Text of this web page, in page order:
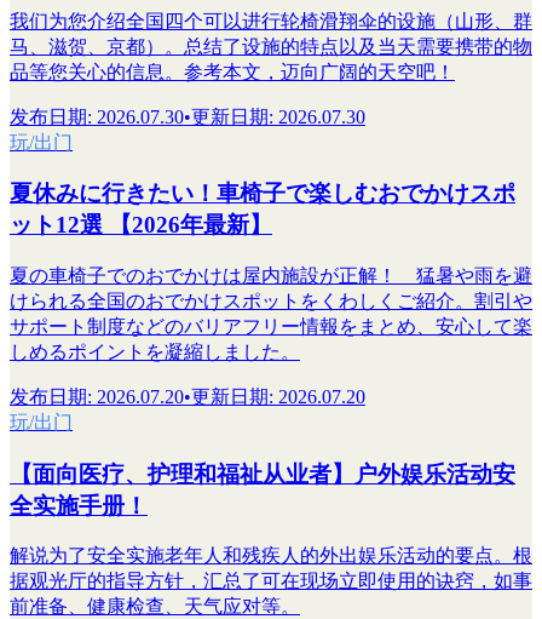
我们为您介绍全国四个可以进行轮椅滑翔伞的设施（山形、群
马、滋贺、京都）。总结了设施的特点以及当天需要携带的物
品等您关心的信息。参考本文，迈向广阔的天空吧！
发布日期: 2026.07.30•更新日期: 2026.07.30
玩/出门
夏休みに行きたい！車椅子で楽しむおでかけスポ
ット12選 【2026年最新】
夏の車椅子でのおでかけは屋内施設が正解！ 猛暑や雨を避
けられる全国のおでかけスポットをくわしくご紹介。割引や
サポート制度などのバリアフリー情報をまとめ、安心して楽
しめるポイントを凝縮しました。
发布日期: 2026.07.20•更新日期: 2026.07.20
玩/出门
【面向医疗、护理和福祉从业者】户外娱乐活动安
全实施手册！
解说为了安全实施老年人和残疾人的外出娱乐活动的要点。根
据观光厅的指导方针，汇总了可在现场立即使用的诀窍，如事
前准备、健康检查、天气应对等。